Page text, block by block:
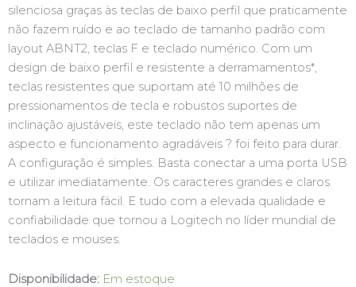
silenciosa graças às teclas de baixo perfil que praticamente
não fazem ruído e ao teclado de tamanho padrão com
layout ABNT2, teclas F e teclado numérico. Com um
design de baixo perfil e resistente a derramamentos*,
teclas resistentes que suportam até 10 milhões de
pressionamentos de tecla e robustos suportes de
inclinação ajustáveis, este teclado não tem apenas um
aspecto e funcionamento agradáveis ? foi feito para durar.
A configuração é simples. Basta conectar a uma porta USB
e utilizar imediatamente. Os caracteres grandes e claros
tornam a leitura fácil. E tudo com a elevada qualidade e
confiabilidade que tornou a Logitech no líder mundial de
teclados e mouses.
Disponibilidade: Em estoque
TECLADO